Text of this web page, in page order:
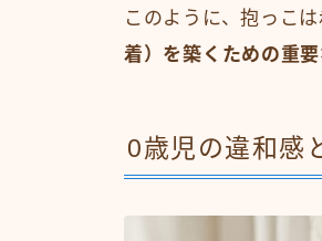
このように、抱っこ
着）を築くための重
0歳児の違和感